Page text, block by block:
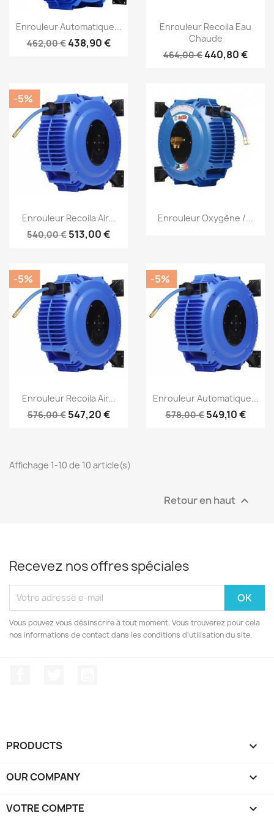
Aperçu rapide
Enrouleur Automatique...
462,00 €438,90 €
Aperçu rapide
Enrouleur Recoila Eau
Chaude
464,00 €440,80 €
Aperçu rapide
Enrouleur Recoila Air...
540,00 € 513,00 €
-5%
Aperçu rapide
Enrouleur Oxygène /...
Aperçu rapide
Enrouleur Recoila Air...
576,00 € 547,20 €
-5%
Aperçu rapide
Enrouleur Automatique...
578,00 € 549,10 €
-5%
Affichage 1-10 de 10 article(s)
Retour en haut 
Recevez nos offres spéciales
Vous pouvez vous désinscrire à tout moment. Vous trouverez pour cela
nos informations de contact dans les conditions d'utilisation du site.
PRODUCTS 
OUR COMPANY 
VOTRE COMPTE 